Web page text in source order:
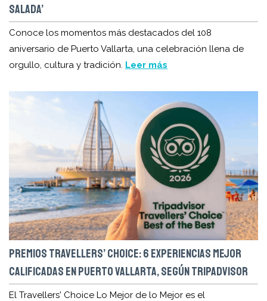
SALADA’
Conoce los momentos más destacados del 108
aniversario de Puerto Vallarta, una celebración llena de
orgullo, cultura y tradición. Leer más
PREMIOS TRAVELLERS’ CHOICE: 6 EXPERIENCIAS MEJOR
CALIFICADAS EN PUERTO VALLARTA, SEGÚN TRIPADVISOR
El Travellers' Choice Lo Mejor de lo Mejor es el